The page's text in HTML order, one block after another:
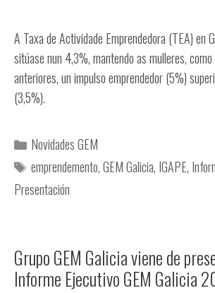
A Taxa de Actividade Emprendedora (TEA) en
sitúase nun 4,3%, mantendo as mulleres,
anteriores, un impulso emprendedor (5%)
(3,5%).
Novidades GEM
emprendemento,GEM Galicia, IGAPE,
Presentación
Grupo GEM Galicia viene de
Informe Ejecutivo GEM Galicia